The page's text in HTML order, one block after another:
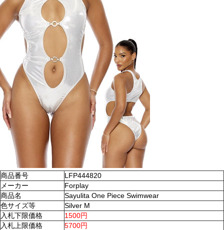
商品番号
LFP444820
メーカー
Forplay
商品名
Sayulita One Piece Swimwear
色サイズ等
Silver M
入札下限価格
1500円
入札上限価格
5700円